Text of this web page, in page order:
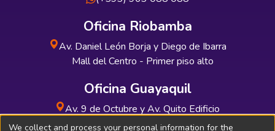
Oficina Riobamba
Av. Daniel León Borja y Diego de Ibarra
Mall del Centro - Primer piso alto
Oficina Guayaquil
Av. 9 de Octubre y Av. Quito Edificio
INDUAUTO - Planta baja
We collect and process your personal information for the